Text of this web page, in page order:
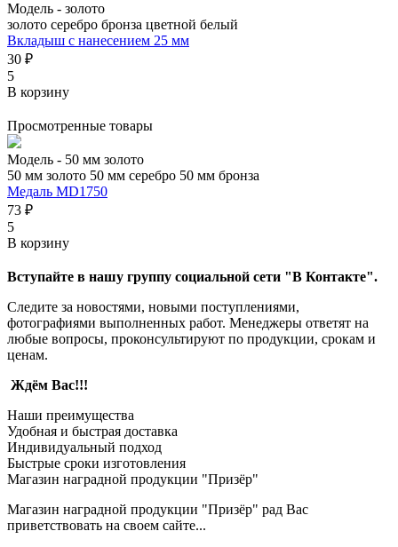
Модель - золото
золото серебро бронза цветной белый
Вкладыш с нанесением 25 мм
30 ₽
5
В корзину
Просмотренные товары
Модель - 50 мм золото
50 мм золото 50 мм серебро 50 мм бронза
Медаль MD1750
73 ₽
5
В корзину
Вступайте в нашу группу социальной сети "В Контакте".
Следите за новостями, новыми поступлениями,
фотографиями выполненных работ. Менеджеры ответят на
любые вопросы, проконсультируют по продукции, срокам и
ценам.
Ждём Вас!!!
Наши преимущества
Удобная и быстрая доставка
Индивидуальный подход
Быстрые сроки изготовления
Магазин наградной продукции "Призёр"
Магазин наградной продукции "Призёр" рад Вас
приветствовать на своем сайте...